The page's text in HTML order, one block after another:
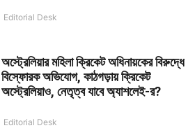
Editorial Desk
অস্ট্রেলিয়ার মহিলা ক্রিকেট অধিনায়কের বিরুদ্ধে
বিস্ফোরক অভিযোগ, কাঠগড়ায় ক্রিকেট
অস্ট্রেলিয়াও, নেতৃত্ব যাবে অ্যাশলেই-র?
Editorial Desk